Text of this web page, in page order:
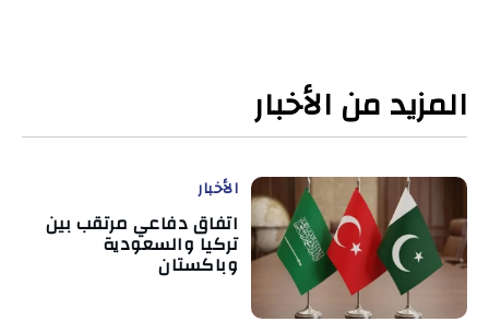
المزيد من الأخبار
الأخبار
اتفاق دفاعي مرتقب بين
تركيا والسعودية
وباكستان